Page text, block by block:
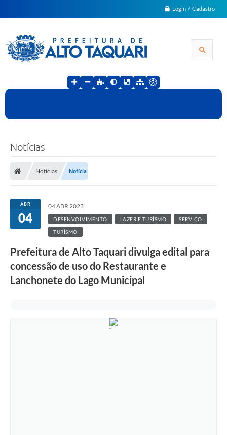
Login / Cadastro
Notícias
Notícias Notícia
ABR
04
04 ABR 2023
DESENVOLVIMENTO LAZER E TURÍSMO SERVIÇO
TURÍSMO
Prefeitura de Alto Taquari divulga edital para
concessão de uso do Restaurante e
Lanchonete do Lago Municipal